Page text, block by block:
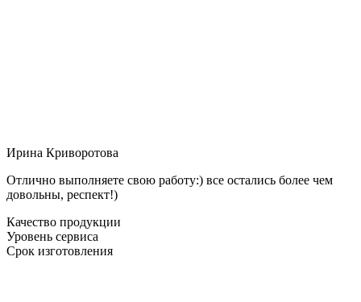
Ирина Криворотова
Отлично выполняете свою работу:) все остались более чем
довольны, респект!)
Качество продукции
Уровень сервиса
Срок изготовления